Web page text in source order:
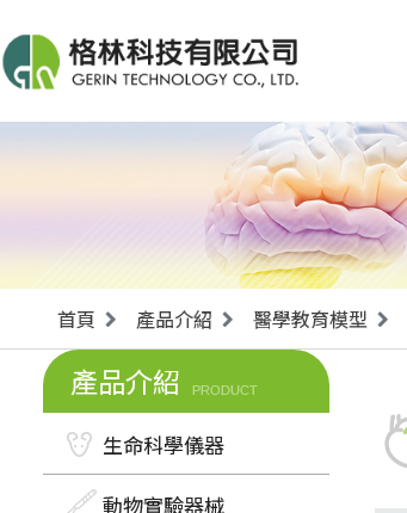
首頁 產品介紹 醫學教育模型
產品介紹 PRODUCT
生命科學儀器
動物實驗器械